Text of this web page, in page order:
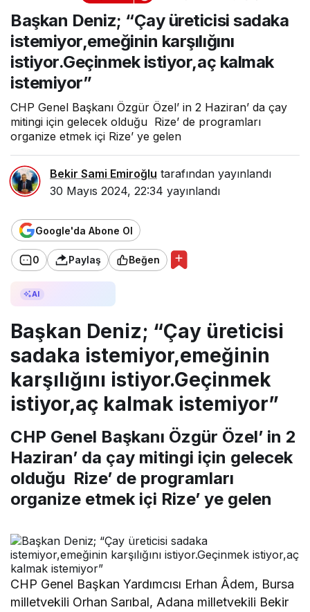
istemiyor,emeğinin
karşılığını istiyor.Geçinmek
istiyor,aç kalmak
istemiyor”
Başkan Deniz; “Çay üreticisi sadaka
istemiyor,emeğinin karşılığını
istiyor.Geçinmek istiyor,aç kalmak
istemiyor”
CHP Genel Başkanı Özgür Özel’ in 2 Haziran’ da çay
mitingi için gelecek olduğu Rize’ de programları
organize etmek içi Rize’ ye gelen
Bekir Sami Emiroğlu tarafından yayınlandı
30 Mayıs 2024, 22:34 yayınlandı
Google'da Abone Ol
0 Paylaş Beğen
AI
Başkan Deniz; “Çay üreticisi
sadaka istemiyor,emeğinin
karşılığını istiyor.Geçinmek
istiyor,aç kalmak istemiyor”
CHP Genel Başkanı Özgür Özel’ in 2
Haziran’ da çay mitingi için gelecek
olduğu Rize’ de programları
organize etmek içi Rize’ ye gelen
CHP Genel Başkan Yardımcısı Erhan Âdem, Bursa
milletvekili Orhan Sarıbal, Adana milletvekili Bekir